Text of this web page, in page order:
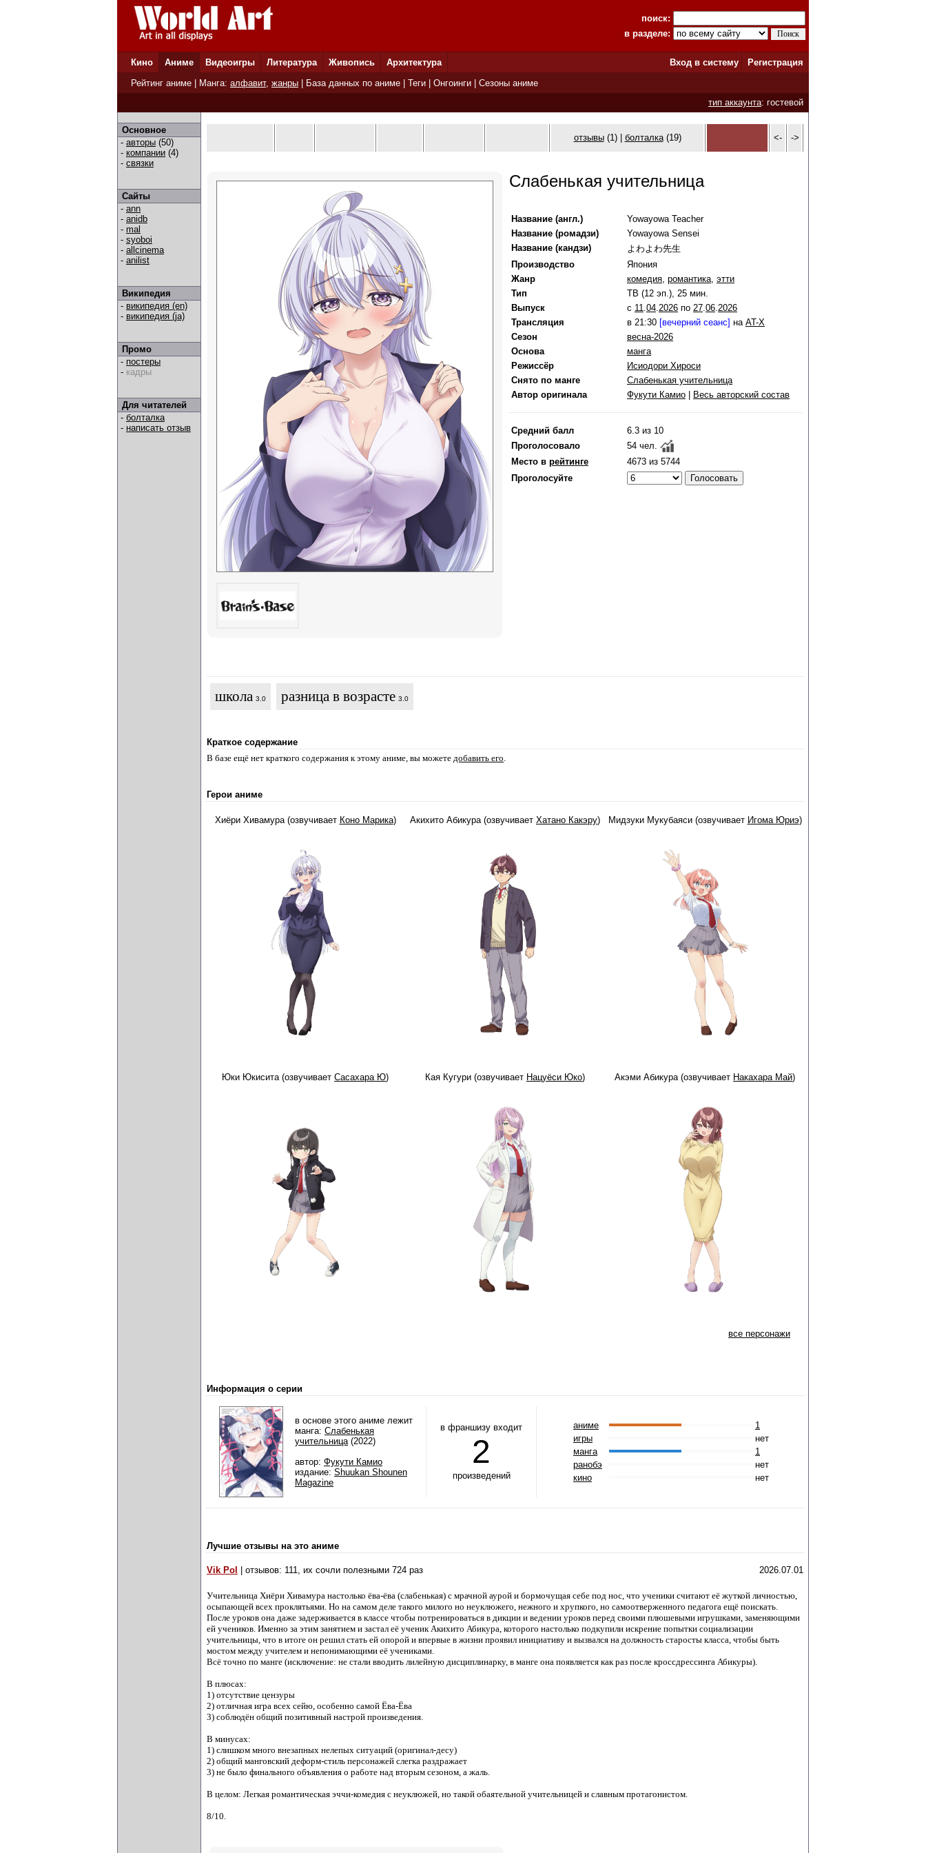
поиск:
в разделе:
Кино Аниме Видеоигры Литература Живопись Архитектура Вход в систему
Регистрация
Рейтинг аниме | Манга: алфавит, жанры База данных по аниме Теги Онгоинги
Сезоны аниме
тип аккаунта: гостевой
Основное
- авторы (50)
- компании (4)
- связки
Сайты
- ann
- anidb
- mal
- syoboi
- allcinema
- anilist
Википедия
- википедия (en)
- википедия (ja)
Промо
- постеры
- кадры
Для читателей
- болталка
- написать отзыв
отзывы(1) | болталка(19) <- ->
Слабенькая учительница
Название (англ.)
Yowayowa Teacher
Название (ромадзи)
Yowayowa Sensei
Название (кандзи)
よわよわ先生
Производство
Япония
Жанр
комедия, романтика, этти
Тип
ТВ (12 эп.), 25 мин.
Выпуск
c 11.04.2026 по 27.06.2026
Трансляция
в 21:30 [вечерний сеанс] на AT-X
Сезон
весна-2026
Основа
манга
Режиссёр
Исиодори Хироси
Снято по манге
Слабенькая учительница
Автор оригинала
Фукути Камио Весь авторский состав
Средний балл
6.3 из 10
Проголосовало
54 чел.
Место в рейтинге
4673 из 5744
Проголосуйте
школа 3.0 разница в возрасте 3.0
Краткое содержание
В базе ещё нет краткого содержания к этому аниме, вы можете добавить его.
Герои аниме
Хиёри Хивамура (озвучивает Коно Марика) Акихито Абикура (озвучивает Хатано Какэру) Мидзуки Мукубаяси (озвучивает Игома Юриэ)
Юки Юкисита (озвучивает Сасахара Ю) Кая Кугури (озвучивает Нацуёси Юко) Акэми Абикура (озвучивает Накахара Май)
все персонажи
Информация о серии
в основе этого аниме лежит
манга: Слабенькая
учительница(2022)
автор: Фукути Камио
издание: Shuukan Shounen
Magazine
в франшизу входит
2
произведений
аниме
1
игры
нет
манга
1
ранобэ
нет
кино
нет
Лучшие отзывы на это аниме
Vik Pol | отзывов: 111, их сочли полезными 724 раз 2026.07.01
Учительница Хиёри Хивамура настолько ёва-ёва (слабенькая) с мрачной аурой и бормочущая себе под нос, что ученики считают её жуткой личностью,
осыпающей всех проклятьями. Но на самом деле такого милого но неуклюжего, нежного и хрупкого, но самоотверженного педагога ещё поискать.
После уроков она даже задерживается в классе чтобы потренироваться в дикции и ведении уроков перед своими плюшевыми игрушками, заменяющими
ей учеников. Именно за этим занятием и застал её ученик Акихито Абикура, которого настолько подкупили искрение попытки социализации
учительницы, что в итоге он решил стать ей опорой и впервые в жизни проявил инициативу и вызвался на должность старосты класса, чтобы быть
мостом между учителем и непонимающими её учениками.
Всё точно по манге (исключение: не стали вводить лилейную дисциплинарку, в манге она появляется как раз после кроссдрессинга Абикуры).
В плюсах:
1) отсутствие цензуры
2) отличная игра всех сейю, особенно самой Ёва-Ёва
3) соблюдён общий позитивный настрой произведения.
В минусах:
1) слишком много внезапных нелепых ситуаций (оригинал-десу)
2) общий манговский деформ-стиль персонажей слегка раздражает
3) не было финального объявления о работе над вторым сезоном, а жаль.
В целом: Легкая романтическая эччи-комедия с неуклюжей, но такой обаятельной учительницей и славным протагонистом.
8/10.